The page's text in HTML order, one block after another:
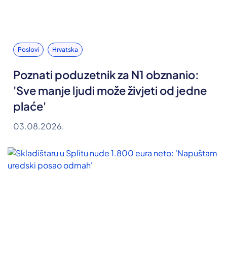
Poslovi Hrvatska
Poznati poduzetnik za N1 obznanio:
'Sve manje ljudi može živjeti od jedne
plaće'
03.08.2026.